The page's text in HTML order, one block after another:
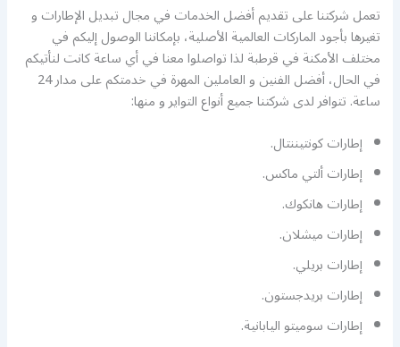
تعمل شركتنا على تقديم أفضل الخدمات في مجال تبديل الإطارات و
تغيرها بأجود الماركات العالمية الأصلية، بإمكاننا الوصول إليكم في
مختلف الأمكنة في قرطبة لذا تواصلوا معنا في أي ساعة كانت لنأتيكم
في الحال، أفضل الفنين و العاملين المهرة في خدمتكم على مدار 24
ساعة. تتوافر لدى شركتنا جميع أنواع التواير و منها:
إطارات كونتيننتال.
إطارات ألتي ماكس.
إطارات هانكوك.
إطارات ميشلان.
إطارات بريلي.
إطارات بريدجستون.
إطارات سوميتو اليابانية.